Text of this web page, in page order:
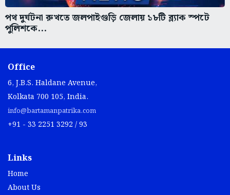
পথ দুর্ঘটনা রুখতে জলপাইগুড়ি জেলায় ১৮টি ব্ল্যাক স্পটে
পুলিশকে...
Office
6, J.B.S. Haldane Avenue,
Kolkata 700 105, India.
info@bartamanpatrika.com
+91 - 33 2251 3292 / 93
Links
Home
About Us